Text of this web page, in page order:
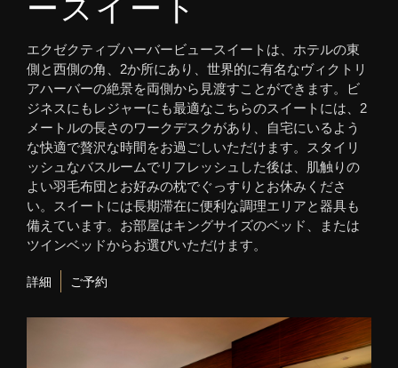
ースイート
エクゼクティブハーバービュースイートは、ホテルの東
側と西側の角、2か所にあり、世界的に有名なヴィクトリ
アハーバーの絶景を両側から見渡すことができます。ビ
ジネスにもレジャーにも最適なこちらのスイートには、2
メートルの長さのワークデスクがあり、自宅にいるよう
な快適で贅沢な時間をお過ごしいただけます。スタイリ
ッシュなバスルームでリフレッシュした後は、肌触りの
よい羽毛布団とお好みの枕でぐっすりとお休みくださ
い。スイートには長期滞在に便利な調理エリアと器具も
備えています。お部屋はキングサイズのベッド、または
ツインベッドからお選びいただけます。
詳細 ご予約